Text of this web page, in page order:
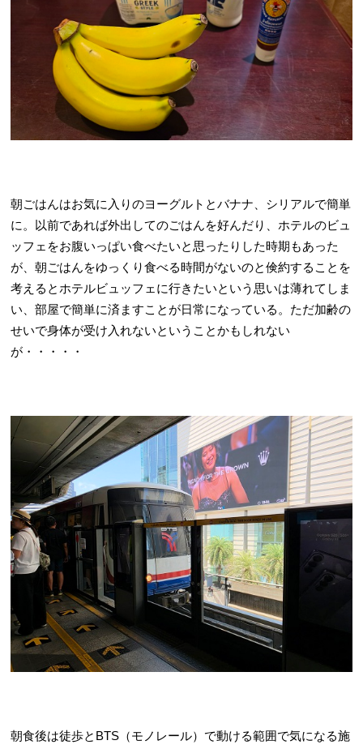
朝ごはんはお気に入りのヨーグルトとバナナ、シリアルで簡単
に。以前であれば外出してのごはんを好んだり、ホテルのビュ
ッフェをお腹いっぱい食べたいと思ったりした時期もあった
が、朝ごはんをゆっくり食べる時間がないのと倹約することを
考えるとホテルビュッフェに行きたいという思いは薄れてしま
い、部屋で簡単に済ますことが日常になっている。ただ加齢の
せいで身体が受け入れないということかもしれない
が・・・・・
朝食後は徒歩とBTS（モノレール）で動ける範囲で気になる施